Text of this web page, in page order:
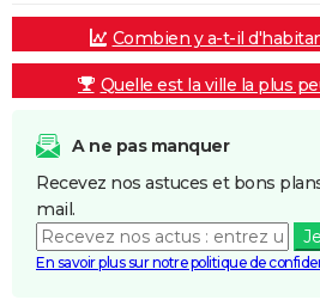
Combien y a-t-il
Quelle est la ville la plus
A ne pas manquer
Recevez nos astuces et bons
mail.
En savoir plus sur notre politique de